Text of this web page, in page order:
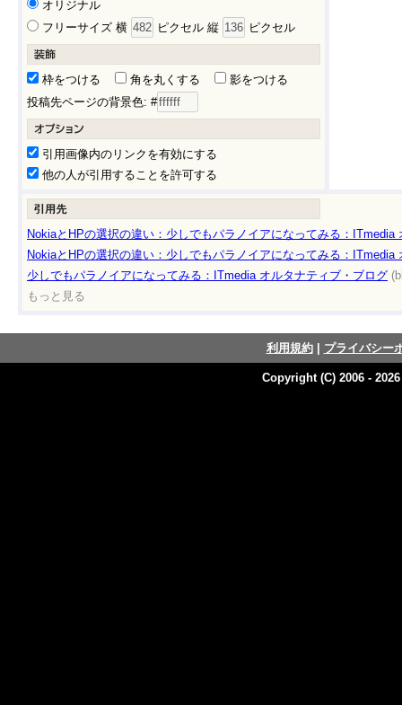
オリジナル
フリーサイズ 横
ピクセル 縦 ピクセル
枠をつける 角を丸くする
影をつける
投稿先ページの背景色: #
引用画像内のリンクを有効にする
他の人が引用することを許可する
NokiaとHPの選択の違い：少しでもパラノイアになってみる：ITmedia
NokiaとHPの選択の違い：少しでもパラノイアになってみる：ITmedia
少しでもパラノイアになってみる：ITmedia オルタナティブ・ブログ
もっと見る
利用規約| プライバシー
Copyright (C) 2006 -